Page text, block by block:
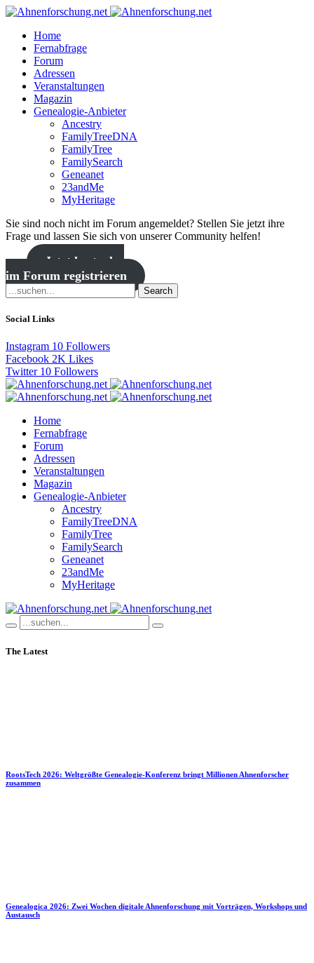
Home
Fernabfrage
Forum
Adressen
Veranstaltungen
Magazin
Genealogie-Anbieter
Ancestry
FamilyTreeDNA
FamilyTree
FamilySearch
Geneanet
23andMe
MyHeritage
Sie sind noch nicht im Forum angemeldet? Stellen Sie jetzt ihre
Frage und lassen Sie sich von unserer Community helfen!
Jetzt kostenlos
im Forum registrieren
Search
Social Links
Instagram 10 Followers
Facebook 2K Likes
Twitter 10 Followers
Home
Fernabfrage
Forum
Adressen
Veranstaltungen
Magazin
Genealogie-Anbieter
Ancestry
FamilyTreeDNA
FamilyTree
FamilySearch
Geneanet
23andMe
MyHeritage
The Latest
RootsTech 2026: Weltgrößte Genealogie-Konferenz bringt Millionen Ahnenforscher
zusammen
Genealogica 2026: Zwei Wochen digitale Ahnenforschung mit Vorträgen, Workshops und
Austausch